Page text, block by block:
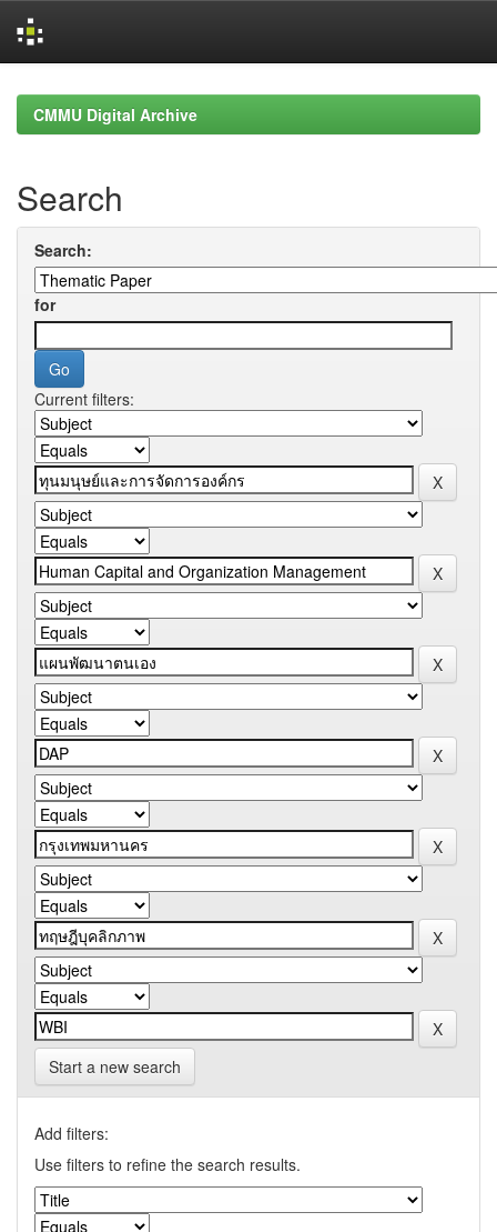
navigationCMMU Digital Archive
Search
Search:
for
Current filters:
Start a new search
Add filters:
Use filters to refine the search results.